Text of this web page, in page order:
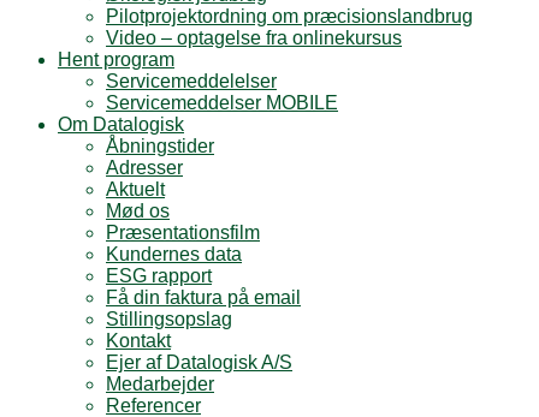
Pilotprojektordning om præcisionslandbrug
Video – optagelse fra onlinekursus
Hent program
Servicemeddelelser
Servicemeddelser MOBILE
Om Datalogisk
Åbningstider
Adresser
Aktuelt
Mød os
Præsentationsfilm
Kundernes data
ESG rapport
Få din faktura på email
Stillingsopslag
Kontakt
Ejer af Datalogisk A/S
Medarbejder
Referencer